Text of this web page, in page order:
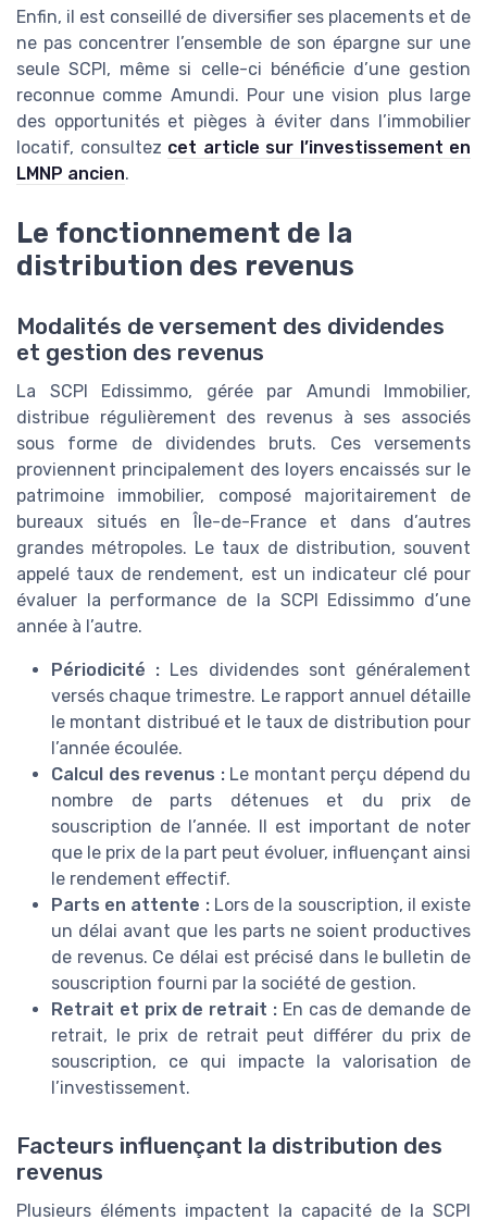
Enfin, il est conseillé de diversifier ses placements et de
ne pas concentrer l’ensemble de son épargne sur une
seule SCPI, même si celle-ci bénéficie d’une gestion
reconnue comme Amundi. Pour une vision plus large
des opportunités et pièges à éviter dans l’immobilier
locatif, consultez cet article sur l’investissement en
LMNP ancien.
Le fonctionnement de la
distribution des revenus
Modalités de versement des dividendes
et gestion des revenus
La SCPI Edissimmo, gérée par Amundi Immobilier,
distribue régulièrement des revenus à ses associés
sous forme de dividendes bruts. Ces versements
proviennent principalement des loyers encaissés sur le
patrimoine immobilier, composé majoritairement de
bureaux situés en Île-de-France et dans d’autres
grandes métropoles. Le taux de distribution, souvent
appelé taux de rendement, est un indicateur clé pour
évaluer la performance de la SCPI Edissimmo d’une
année à l’autre.
Périodicité : Les dividendes sont généralement
versés chaque trimestre. Le rapport annuel détaille
le montant distribué et le taux de distribution pour
l’année écoulée.
Calcul des revenus :Le montant perçu dépend du
nombre de parts détenues et du prix de
souscription de l’année. Il est important de noter
que le prix de la part peut évoluer, influençant ainsi
le rendement effectif.
Parts en attente :Lors de la souscription, il existe
un délai avant que les parts ne soient productives
de revenus. Ce délai est précisé dans le bulletin de
souscription fourni par la société de gestion.
Retrait et prix de retrait : En cas de demande de
retrait, le prix de retrait peut différer du prix de
souscription, ce qui impacte la valorisation de
l’investissement.
Facteurs influençant la distribution des
revenus
Plusieurs éléments impactent la capacité de la SCPI